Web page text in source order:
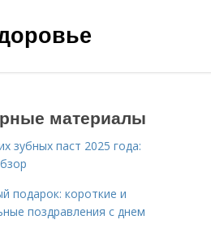
материалы
зубных паст 2025 года:
подарок: короткие и
поздравления с днем